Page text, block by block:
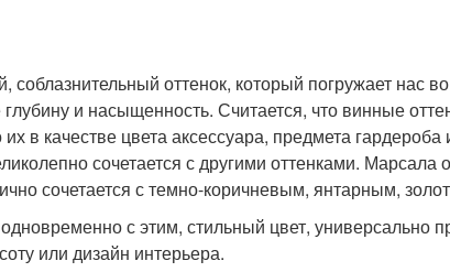
оттенок, который погружает нас
глубину и насыщенность. Считается, что винные
в качестве цвета аксессуара, предмета
сочетается с другими оттенками. Марсала
сочетается с темно-коричневым, янтарным,
с этим, стильный цвет, универсально
или дизайн интерьера.